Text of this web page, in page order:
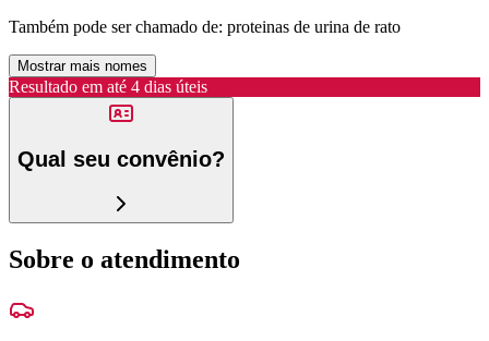
Também pode ser chamado de: proteinas de urina de rato
Mostrar mais nomes
Resultado em até 4 dias úteis
Qual seu convênio?
Sobre o atendimento